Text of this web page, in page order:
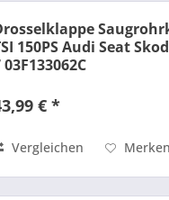
150PS Audi Seat
03F133062C
€ *
Vergleichen Merken